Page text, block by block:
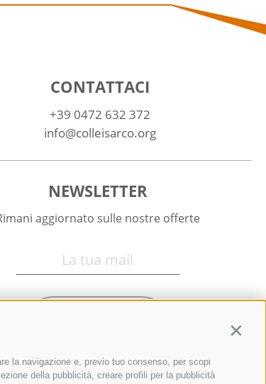
la navigazione e, previo tuo consenso, per scopi
della pubblicità, creare profili per la pubblicità
CONTATTACI
+39 0472 632 372
info@colleisarco.org
NEWSLETTER
aggiornato sulle nostre offerte